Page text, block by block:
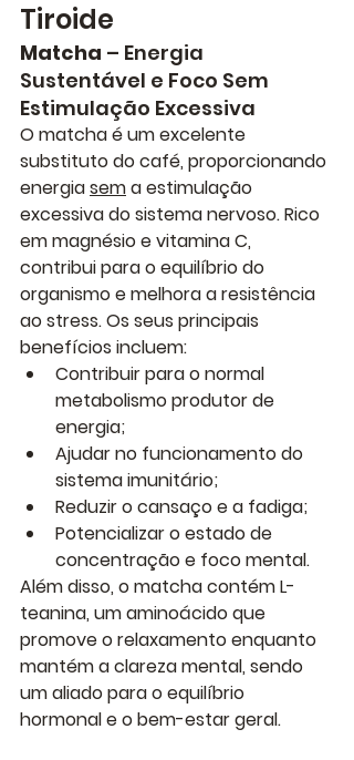
Tiroide
Matcha – Energia
Sustentável e Foco Sem
Estimulação Excessiva
O matcha é um excelente
substituto do café, proporcionando
energia sem a estimulação
excessiva do sistema nervoso. Rico
em magnésio e vitamina C,
contribui para o equilíbrio do
organismo e melhora a resistência
ao stress. Os seus principais
benefícios incluem:
Contribuir para o normal
metabolismo produtor de
energia;
Ajudar no funcionamento do
sistema imunitário;
Reduzir o cansaço e a fadiga;
Potencializar o estado de
concentração e foco mental.
Além disso, o matcha contém L-
teanina, um aminoácido que
promove o relaxamento enquanto
mantém a clareza mental, sendo
um aliado para o equilíbrio
hormonal e o bem-estar geral.